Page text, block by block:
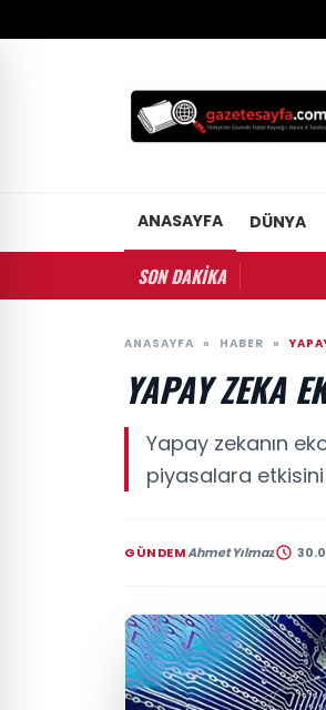
ANASAYFA DÜNYA
SON DAKİKA
ANASAYFA » HABER »
YAPAY ZEKA
Yapay zekanın
piyasalara
GÜNDEMAhmet Yılmaz